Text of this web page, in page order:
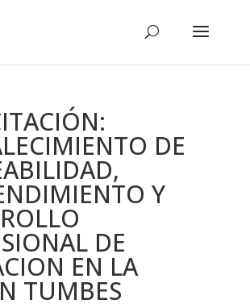
DE
Y
DE
EN LA
TUMBES